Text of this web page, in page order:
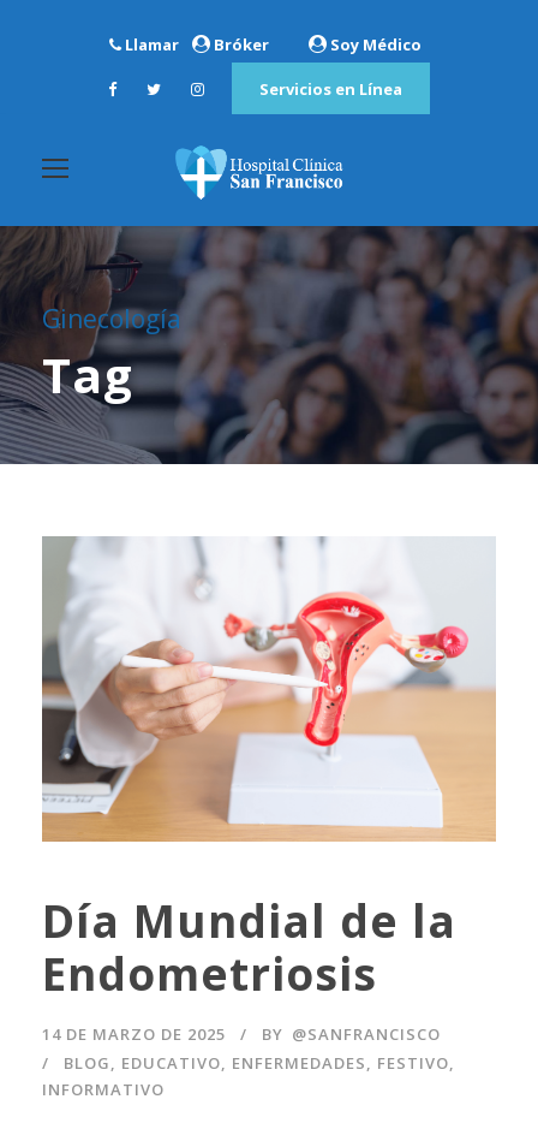
Llamar Bróker Soy Médico
Servicios en Línea
Ginecología
Tag
Día Mundial de la
Endometriosis
14 DE MARZO DE 2025 BY @SANFRANCISCO
BLOG, EDUCATIVO, ENFERMEDADES, FESTIVO,
INFORMATIVO